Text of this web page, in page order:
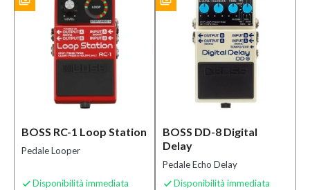
0,00 €
BOSS RC-1 Loop Station
Pedale Looper
 Disponibilità immediata
BOSS DD-8 Digital
Delay
Pedale Echo Delay
 Disponibilità immediata